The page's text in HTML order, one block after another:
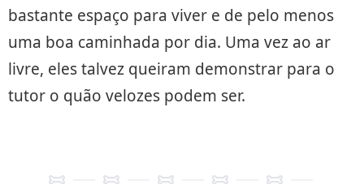
bastante espaço para viver e de pelo menos
uma boa caminhada por dia. Uma vez ao ar
livre, eles talvez queiram demonstrar para o
tutor o quão velozes podem ser.